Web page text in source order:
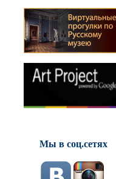
Мы в соц.сетях